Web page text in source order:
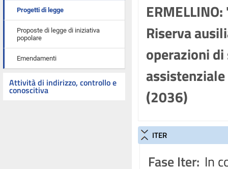
Progetti di legge
Proposte di legge di iniziativa
popolare
Emendamenti
Attività di indirizzo, controllo e
conoscitiva
Riserva
operazioni
(2036)
ITER
Fase Iter: In